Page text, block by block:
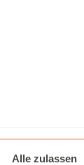
Alle zulassen